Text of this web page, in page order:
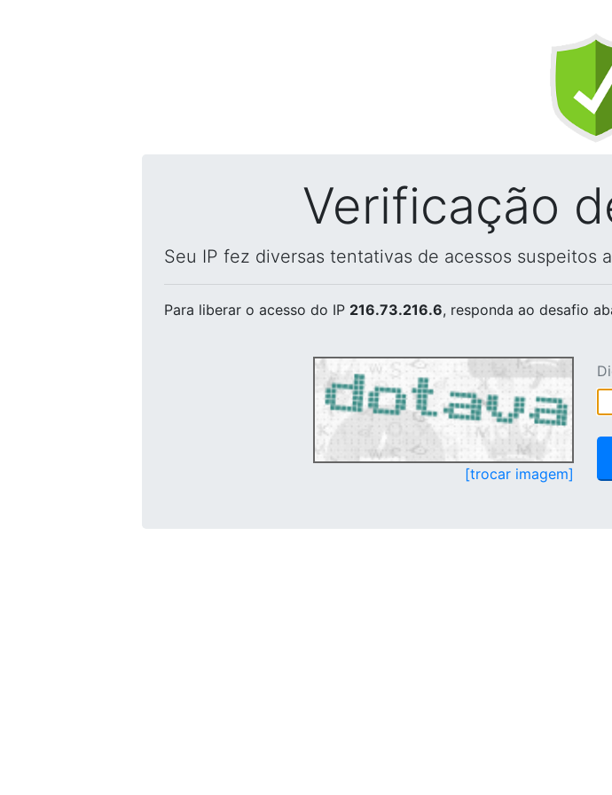
Verificação
Seu IP fez diversas tentativas de acessos suspeitos
Para liberar o acesso do IP 216.73.216.6, responda ao desafio
[trocar imagem]